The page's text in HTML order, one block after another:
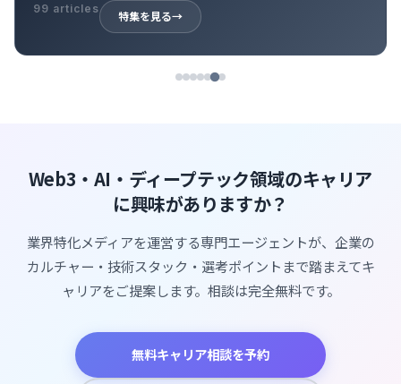
36 articles
特集を見る→
Web3・AI・ディープテック領域のキャリア
に興味がありますか？
業界特化メディアを運営する専門エージェントが、企業の
カルチャー・技術スタック・選考ポイントまで踏まえてキ
ャリアをご提案します。相談は完全無料です。
無料キャリア相談を予約